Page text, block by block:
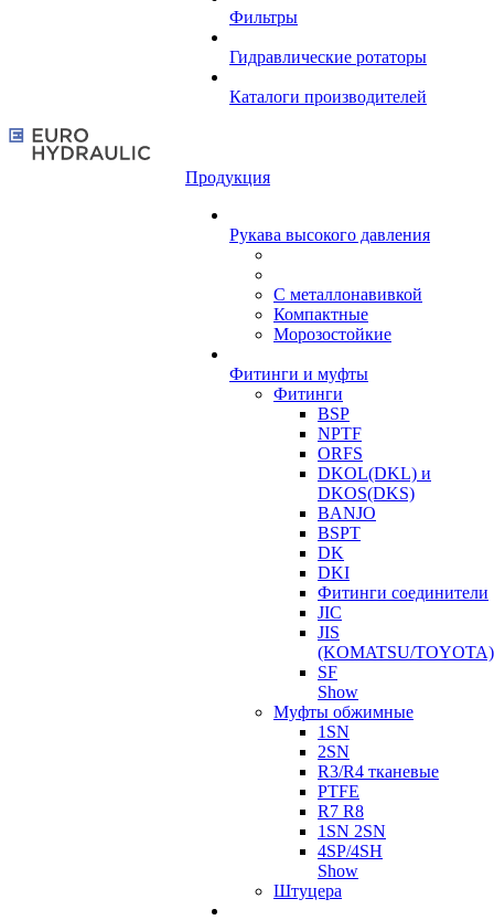
Фильтры
Гидравлические ротаторы
Каталоги производителей
Продукция
Рукава высокого давления
С металлонавивкой
Компактные
Морозостойкие
Фитинги и муфты
Фитинги
BSP
NPTF
ORFS
DKOL(DKL) и
DKOS(DKS)
BANJO
BSPT
DK
DKI
Фитинги соединители
JIC
JIS
(KOMATSU/TOYOTA)
SF
Show
Муфты обжимные
1SN
2SN
R3/R4 тканевые
PTFE
R7 R8
1SN 2SN
4SP/4SH
Show
Штуцера